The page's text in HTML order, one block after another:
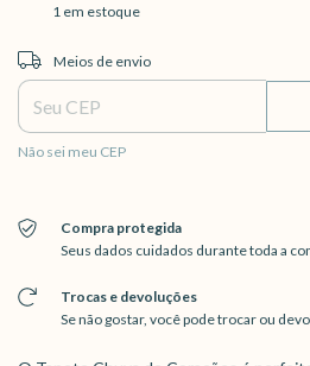
1 em estoque
Entregas para o CEP:
Meios de envio
Não sei meu CEP
Compra protegida
Seus dados cuidados durante toda a
Trocas e devoluções
Se não gostar, você pode trocar ou